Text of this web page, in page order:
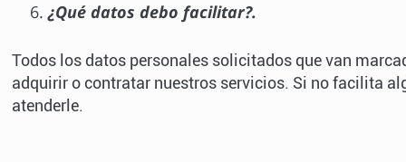
¿Qué datos debo facilitar?.
Todos los datos personales solicitados que van
adquirir o contratar nuestros servicios. Si no facilita
atenderle.